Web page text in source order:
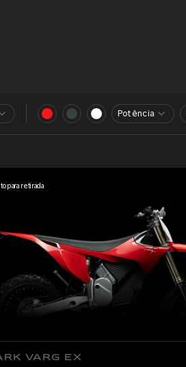
Potência
para retirada
VARG EX